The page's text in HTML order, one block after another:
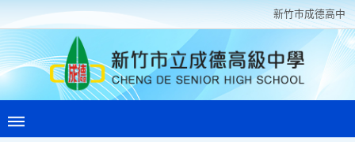
新竹巿成德高中